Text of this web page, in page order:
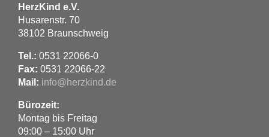
HerzKind e.V.
Husarenstr. 70
38102 Braunschweig
Tel.: 0531 22066-0
Fax: 0531 22066-22
Mail: info@herzkind.de
Bürozeit:
Montag bis Freitag
09:00 – 15:00 Uhr